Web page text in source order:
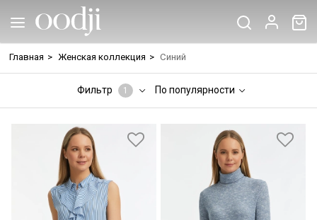
Главная > Женская коллекция > Синий
Фильтр 1 По популярности